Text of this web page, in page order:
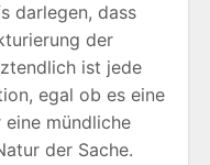
darlegen, dass
der
ist jede
egal ob es eine
eine mündliche
der Sache.